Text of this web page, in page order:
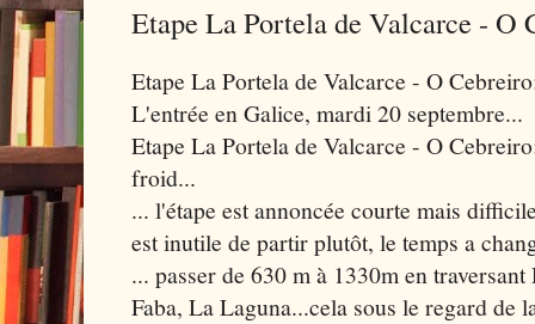
Etape La Portela de Valcarce - O
Etape La Portela de Valcarce - O
L'entrée en Galice, mardi 20 septembre...
Etape La Portela de Valcarce - O
froid...
... l'étape est annoncée courte mais
est inutile de partir plutôt, le temps a
... passer de 630 m à 1330m en
Faba, La Laguna...cela sous le regard de